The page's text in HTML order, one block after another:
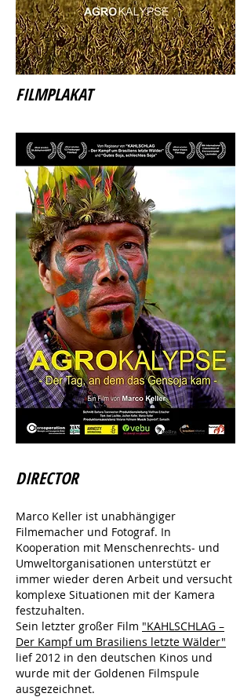
FILMPLAKAT
DIRECTOR
Marco Keller ist unabhängiger
Filmemacher und Fotograf. In
Kooperation mit Menschenrechts- und
Umweltorganisationen unterstützt er
immer wieder deren Arbeit und versucht
komplexe Situationen mit der Kamera
festzuhalten.
Sein letzter großer Film "KAHLSCHLAG –
Der Kampf um Brasiliens letzte Wälder"
lief 2012 in den deutschen Kinos und
wurde mit der Goldenen Filmspule
ausgezeichnet.